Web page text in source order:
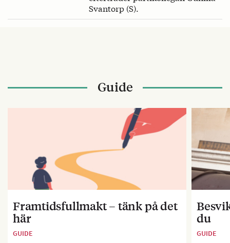
Svantorp (S).
Guide
Framtidsfullmakt – tänk på det
här
GUIDE
du
GUIDE